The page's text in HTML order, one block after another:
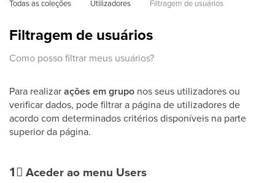
Todas as coleções Utilizadores Filtragem de usuários
Filtragem de usuários
Como posso filtrar meus usuários?
Para realizarações em grupo nos seus utilizadores ou
verificar dados, pode filtrar a página de utilizadores de
acordo com determinados critérios disponíveis na parte
superior da página.
1⃣ Aceder ao menu Users